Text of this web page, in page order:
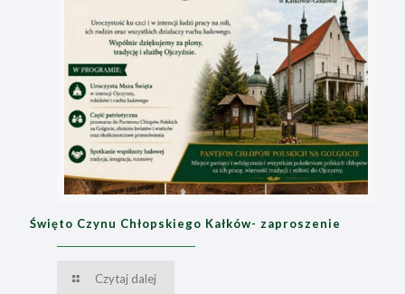
Święto Czynu Chłopskiego Kałków- zaproszenie
Czytaj dalej